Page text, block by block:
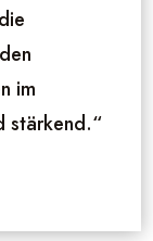
im
stärkend.“